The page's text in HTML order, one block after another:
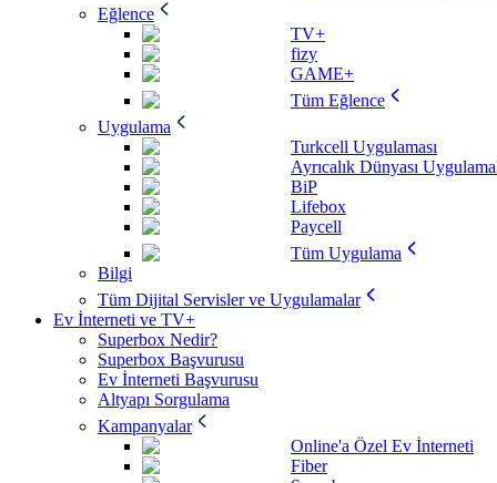
Eğlence
TV+
fizy
GAME+
Tüm Eğlence
Uygulama
Turkcell Uygulaması
Ayrıcalık Dünyası
BiP
Lifebox
Paycell
Tüm Uygulama
Bilgi
Tüm Dijital Servisler ve Uygulamalar
Ev İnterneti ve TV+
Superbox Nedir?
Superbox Başvurusu
Ev İnterneti Başvurusu
Altyapı Sorgulama
Kampanyalar
Online'a Özel Ev İnterneti
Fiber